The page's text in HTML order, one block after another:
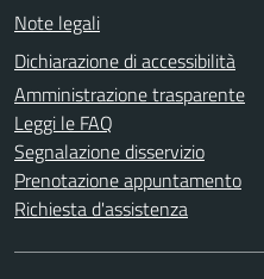
Note legali
Dichiarazione di accessibilità
Amministrazione trasparente
Leggi le FAQ
Segnalazione disservizio
Prenotazione appuntamento
Richiesta d'assistenza